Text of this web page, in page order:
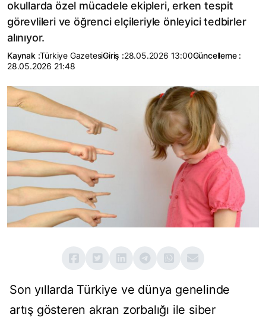
okullarda özel mücadele ekipleri, erken tespit
görevlileri ve öğrenci elçileriyle önleyici tedbirler
alınıyor.
Kaynak :Türkiye GazetesiGiriş :28.05.2026 13:00Güncelleme :
28.05.2026 21:48
Son yıllarda Türkiye ve dünya genelinde
artış gösteren akran zorbalığı ile siber